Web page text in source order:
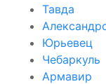
Тавда
Юрьевец
Чебаркуль
Армавир